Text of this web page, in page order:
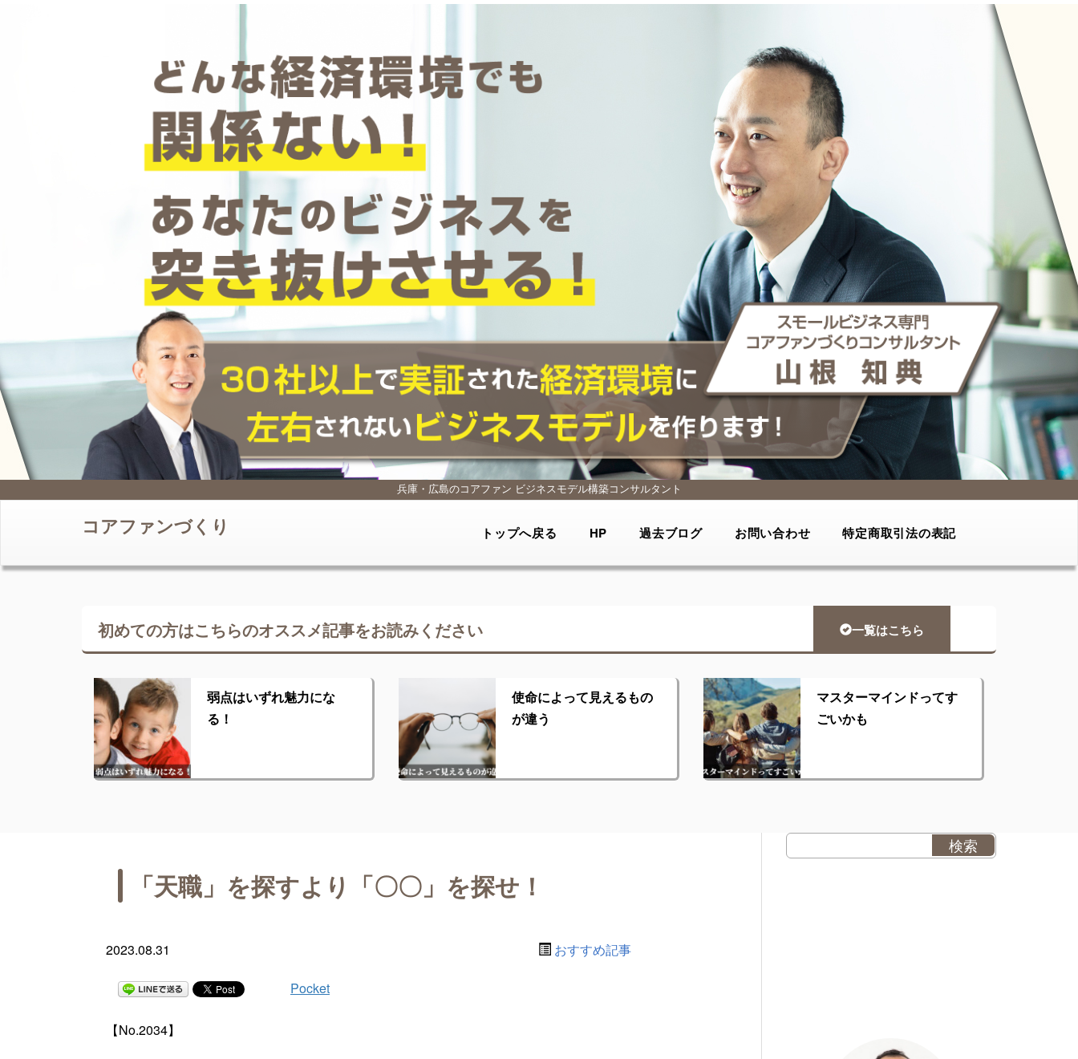
兵庫・広島のコアファン ビジネスモデル構築コンサルタント
コアファンづくり トップへ戻る HP 過去ブログ お問い合わせ 特定商取引法の表記
初めての方はこちらのオススメ記事をお読みください 一覧はこちら
弱点はいずれ魅力にな
る！
使命によって見えるもの
が違う
マスターマインドってす
ごいかも
「天職」を探すより「〇〇」を探せ！
2023.08.31 おすすめ記事
Pocket
【No.2034】